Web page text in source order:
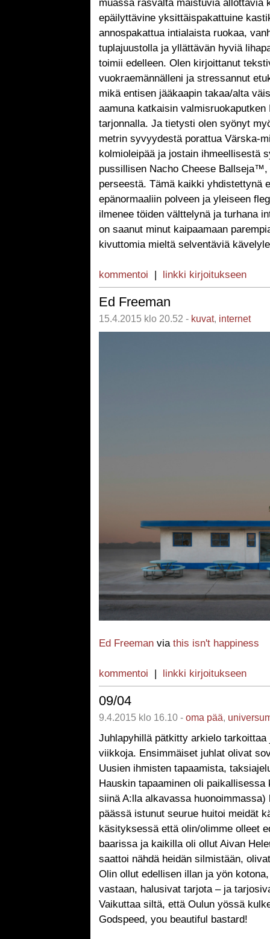
muassa rasvalta maistuvia ällöttäviä
epäilyttävine yksittäispakattuine
annospakattua intialaista ruokaa,
tuplajuustolla ja yllättävän hyviä
toimii edelleen. Olen kirjoittanut
vuokraemännälleni ja stressannut
mikä entisen jääkaapin takaa/alta
aamuna katkaisin
tarjonnalla. Ja tietysti olen syönyt
metrin syvyydestä porattua Värska-
kolmioleipää ja jostain ihmeellisestä
pussillisen Nacho Cheese
perseestä. Tämä kaikki yhdistettynä
epänormaaliin polveen ja yleiseen
ilmenee töiden välttelynä ja turhana
on saanut minut kaipaamaan
kivuttomia mieltä selventäviä
kommentoi | linkki kirjoitukseen
Ed Freeman
15.4.2015 klo 20.52 - kuvat, internet
Ed Freeman via this isn't happiness
kommentoi | linkki kirjoitukseen
09/04
9.4.2015 klo 16.10 - oma pää,
Juhlapyhillä pätkitty arkielo
viikkoja. Ensimmäiset juhlat olivat
Uusien ihmisten tapaamista,
Hauskin tapaaminen oli
siinä A:lla alkavassa huonoimmassa)
päässä istunut seurue huitoi meidät
käsityksessä että olin/olimme olleet
baarissa ja kaikilla oli ollut Aivan Hele
saattoi nähdä heidän silmistään,
Olin ollut edellisen illan ja yön
vastaan, halusivat tarjota – ja
Vaikuttaa siltä, että Oulun yössä
Godspeed, you beautiful bastard!